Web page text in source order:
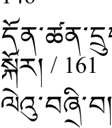
སྐོར། / 161